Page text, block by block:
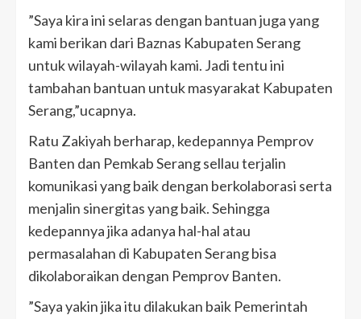
”Saya kira ini selaras dengan bantuan juga yang
kami berikan dari Baznas Kabupaten Serang
untuk wilayah-wilayah kami. Jadi tentu ini
tambahan bantuan untuk masyarakat Kabupaten
Serang,”ucapnya.
Ratu Zakiyah berharap, kedepannya Pemprov
Banten dan Pemkab Serang sellau terjalin
komunikasi yang baik dengan berkolaborasi serta
menjalin sinergitas yang baik. Sehingga
kedepannya jika adanya hal-hal atau
permasalahan di Kabupaten Serang bisa
dikolaboraikan dengan Pemprov Banten.
”Saya yakin jika itu dilakukan baik Pemerintah